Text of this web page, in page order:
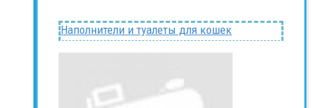
Наполнители и туалеты для кошек